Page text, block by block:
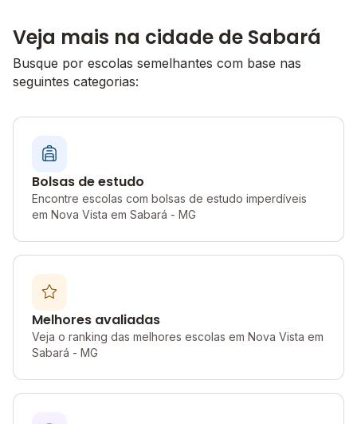
Veja mais na cidade de Sabará
Busque por escolas semelhantes com base nas
seguintes categorias:
Bolsas de estudo
Encontre escolas com bolsas de estudo imperdíveis
em Nova Vista em Sabará - MG
Melhores avaliadas
Veja o ranking das melhores escolas em Nova Vista em
Sabará - MG